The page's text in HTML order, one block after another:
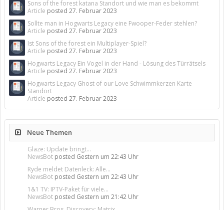
Sons of the forest katana Standort und wie man es bekommt
Article posted 27. Februar 2023
Sollte man in Hogwarts Legacy eine Fwooper-Feder stehlen?
Article posted 27. Februar 2023
Ist Sons of the forest ein Multiplayer-Spiel?
Article posted 27. Februar 2023
Hogwarts Legacy Ein Vogel in der Hand - Lösung des Türrätsels
Article posted 27. Februar 2023
Hogwarts Legacy Ghost of our Love Schwimmkerzen Karte
Standort
Article posted 27. Februar 2023
Neue Themen
Glaze: Update bringt...
NewsBot posted Gestern um 22:43 Uhr
Ryde meldet Datenleck: Alle...
NewsBot posted Gestern um 22:43 Uhr
1&1 TV: IPTV-Paket für viele...
NewsBot posted Gestern um 21:42 Uhr